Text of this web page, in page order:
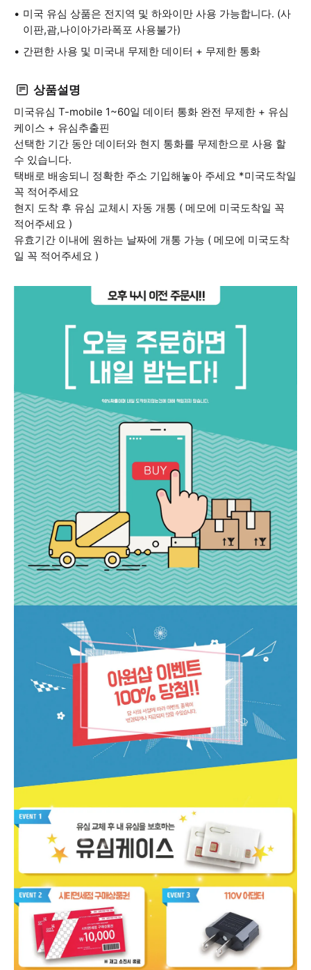
미국 유심 상품은 전지역 및 하와이만 사용 가능합니다. (사
이판,괌,나이아가라폭포 사용불가)
간편한 사용 및 미국내 무제한 데이터 + 무제한 통화
상품설명
미국유심 T-mobile 1~60일 데이터 통화 완전 무제한 + 유심
케이스 + 유심추출핀
선택한 기간 동안 데이터와 현지 통화를 무제한으로 사용 할
수 있습니다.
택배로 배송되니 정확한 주소 기입해놓아 주세요 *미국도착일
꼭 적어주세요
현지 도착 후 유심 교체시 자동 개통 ( 메모에 미국도착일 꼭
적어주세요 )
유효기간 이내에 원하는 날짜에 개통 가능 ( 메모에 미국도착
일 꼭 적어주세요 )